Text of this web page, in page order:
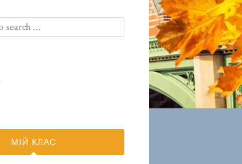
МІЙ КЛАС